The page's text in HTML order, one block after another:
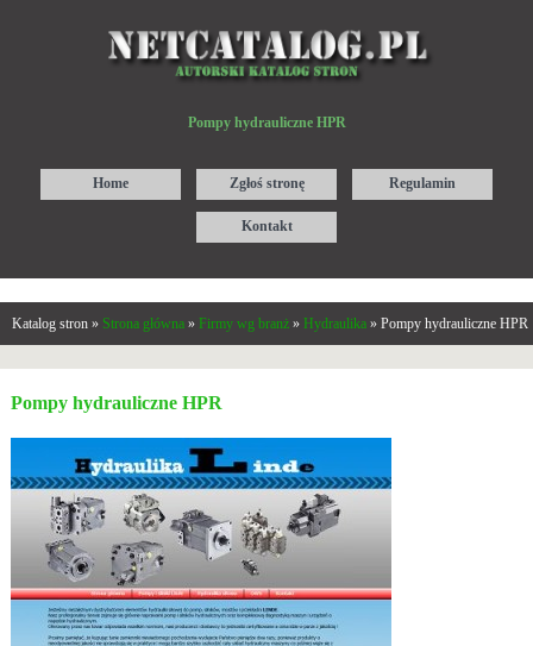
Pompy hydrauliczne HPR
Home Zgłoś stronę Regulamin
Kontakt
Katalog stron » Strona główna » Firmy wg branż » Hydraulika » Pompy hydrauliczne HPR
Pompy hydrauliczne HPR